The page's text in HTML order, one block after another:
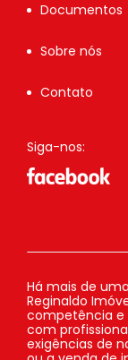
Documentos
Sobre nós
Contato
Siga-nos:
Há mais de
Reginaldo
competência e
com
exigências de